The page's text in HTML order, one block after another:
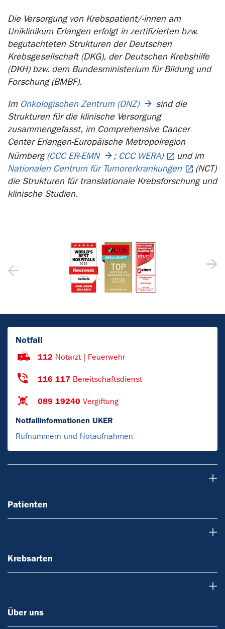
Die Versorgung von Krebspatient/-innen am
Uniklinikum Erlangen erfolgt in zertifizierten bzw.
begutachteten Strukturen der Deutschen
Krebsgesellschaft (DKG), der Deutschen Krebshilfe
(DKH) bzw. dem Bundesministerium für Bildung und
Forschung (BMBF).
Im Onkologischen Zentrum (ONZ)
sind die
Strukturen für die klinische Versorgung
zusammengefasst, im Comprehensive Cancer
Center Erlangen-Europäische Metropolregion
Nürnberg (CCC ER-EMN ; CCC WERA)
und im
Nationalen Centrum für Tumorerkrankungen
(NCT)
die Strukturen für translationale Krebsforschung und
klinische Studien.
Notfall
112 Notarzt | Feuerwehr
116 117 Bereitschaftsdienst
089 19240 Vergiftung
Notfallinformationen UKER
Rufnummern und Notaufnahmen
Patienten
Krebsarten
Über uns